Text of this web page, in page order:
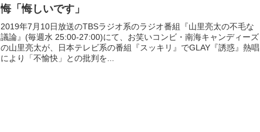
悔「悔しいです」
2019年7月10日放送のTBSラジオ系のラジオ番組『山里亮太の不毛な
議論』(毎週水 25:00-27:00)にて、お笑いコンビ・南海キャンディーズ
の山里亮太が、日本テレビ系の番組『スッキリ』でGLAY『誘惑』熱唱
により「不愉快」との批判を...